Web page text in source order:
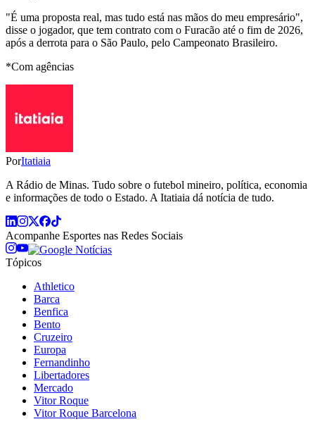
"É uma proposta real, mas tudo está nas mãos do meu empresário",
disse o jogador, que tem contrato com o Furacão até o fim de 2026,
após a derrota para o São Paulo, pelo Campeonato Brasileiro.
*Com agências
PorItatiaia
A Rádio de Minas. Tudo sobre o futebol mineiro, política, economia
e informações de todo o Estado. A Itatiaia dá notícia de tudo.
Acompanhe Esportes nas Redes Sociais
Tópicos
Athletico
Barca
Benfica
Bento
Cruzeiro
Europa
Fernandinho
Libertadores
Mercado
Vitor Roque
Vitor Roque Barcelona